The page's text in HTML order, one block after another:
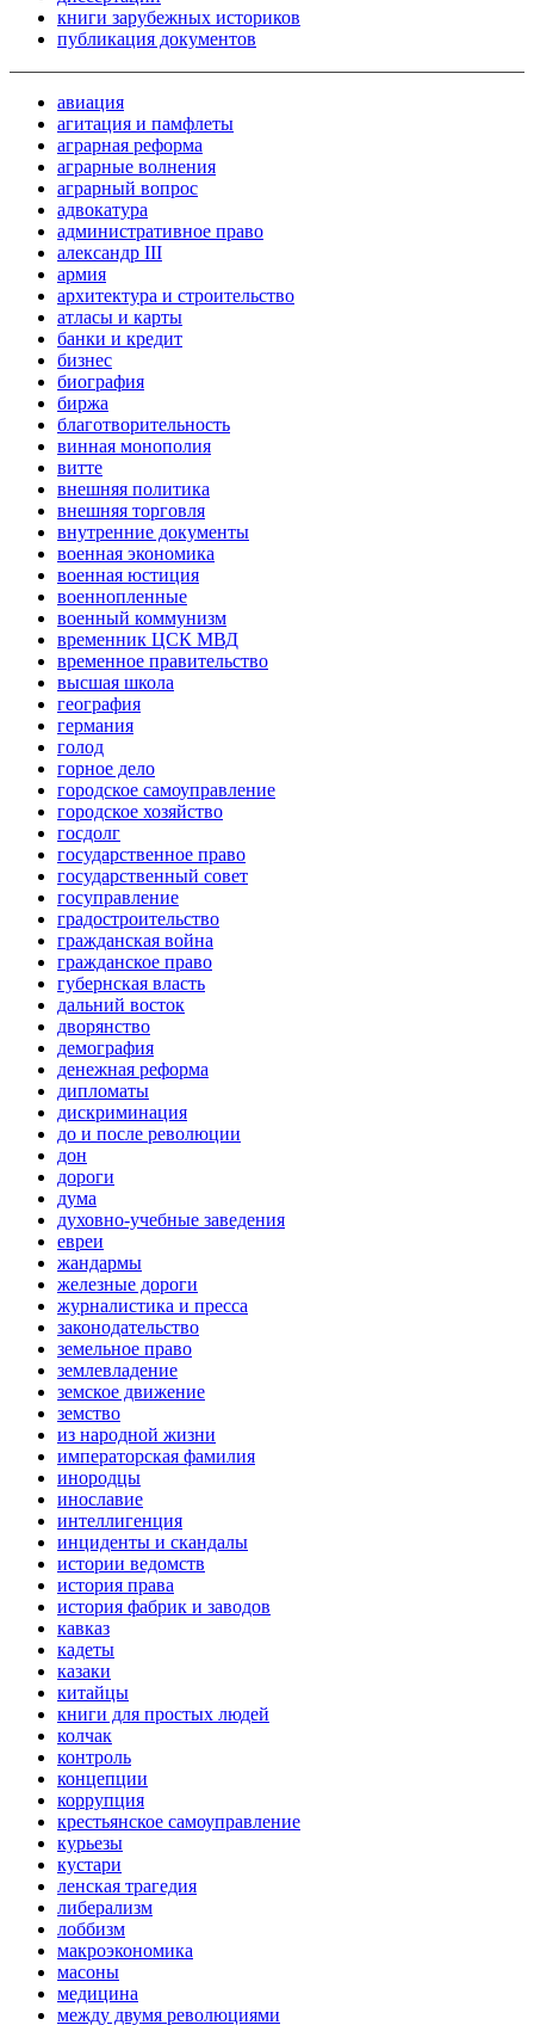
книги зарубежных историков
публикация документов
авиация
агитация и памфлеты
аграрная реформа
аграрные волнения
аграрный вопрос
адвокатура
административное право
александр III
армия
архитектура и строительство
атласы и карты
банки и кредит
бизнес
биография
биржа
благотворительность
винная монополия
витте
внешняя политика
внешняя торговля
внутренние документы
военная экономика
военная юстиция
военнопленные
военный коммунизм
временник ЦСК МВД
временное правительство
высшая школа
география
германия
голод
горное дело
городское самоуправление
городское хозяйство
госдолг
государственное право
государственный совет
госуправление
градостроительство
гражданская война
гражданское право
губернская власть
дальний восток
дворянство
демография
денежная реформа
дипломаты
дискриминация
до и после революции
дон
дороги
дума
духовно-учебные заведения
евреи
жандармы
железные дороги
журналистика и пресса
законодательство
земельное право
землевладение
земское движение
земство
из народной жизни
императорская фамилия
инородцы
инославие
интеллигенция
инциденты и скандалы
истории ведомств
история права
история фабрик и заводов
кавказ
кадеты
казаки
китайцы
книги для простых людей
колчак
контроль
концепции
коррупция
крестьянское самоуправление
курьезы
кустари
ленская трагедия
либерализм
лоббизм
макроэкономика
масоны
медицина
между двумя революциями